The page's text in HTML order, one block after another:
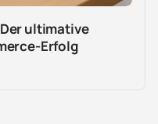
ultimative
Erfolg